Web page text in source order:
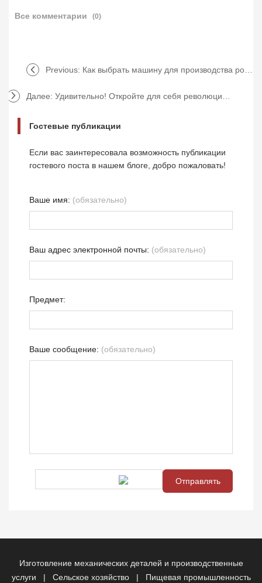
Все комментарии (0)
Previous: Как выбрать машину для производства ротационных гравюрных цилиндров без ошибок?
Далее: Удивительно! Откройте для себя революцию в автоматизированных линиях нанесения покрытий.
Гостевые публикации
Если вас заинтересовала возможность публикации
гостевого поста в нашем блоге, добро пожаловать!
Ваше имя: (обязательно)
Ваш адрес электронной почты: (обязательно)
Предмет:
Ваше сообщение: (обязательно)
Изготовление механических деталей и производственные
услуги
| Сельское хозяйство | Пищевая промышленность